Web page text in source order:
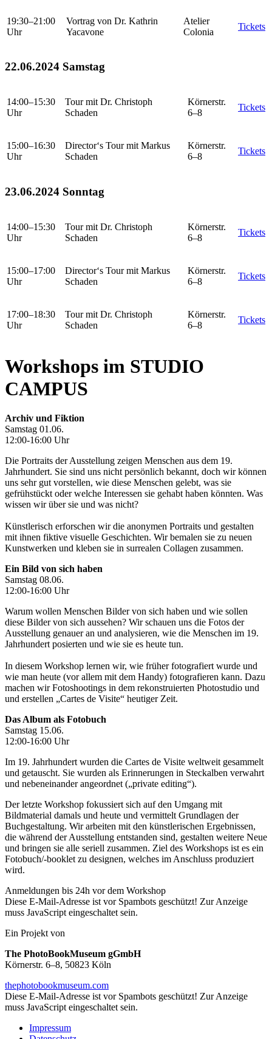
19:30–21:00
Uhr
Vortrag von Dr. Kathrin
Yacavone
Atelier
Colonia
Tickets
22.06.2024 Samstag
14:00–15:30
Uhr
Tour mit Dr. Christoph
Schaden
Körnerstr.
6–8
Tickets
15:00–16:30
Uhr
Director‘s Tour mit Markus
Schaden
Körnerstr.
6–8
Tickets
23.06.2024 Sonntag
14:00–15:30
Uhr
Tour mit Dr. Christoph
Schaden
Körnerstr.
6–8
Tickets
15:00–17:00
Uhr
Director‘s Tour mit Markus
Schaden
Körnerstr.
6–8
Tickets
17:00–18:30
Uhr
Tour mit Dr. Christoph
Schaden
Körnerstr.
6–8
Tickets
Workshops im STUDIO
CAMPUS
Archiv und Fiktion
Samstag 01.06.
12:00-16:00 Uhr
Die Portraits der Ausstellung zeigen Menschen aus dem 19.
Jahrhundert. Sie sind uns nicht persönlich bekannt, doch wir können
uns sehr gut vorstellen, wie diese Menschen gelebt, was sie
gefrühstückt oder welche Interessen sie gehabt haben könnten. Was
wissen wir über sie und was nicht?
Künstlerisch erforschen wir die anonymen Portraits und gestalten
mit ihnen fiktive visuelle Geschichten. Wir bemalen sie zu neuen
Kunstwerken und kleben sie in surrealen Collagen zusammen.
Ein Bild von sich haben
Samstag 08.06.
12:00-16:00 Uhr
Warum wollen Menschen Bilder von sich haben und wie sollen
diese Bilder von sich aussehen? Wir schauen uns die Fotos der
Ausstellung genauer an und analysieren, wie die Menschen im 19.
Jahrhundert posierten und wie sie es heute tun.
In diesem Workshop lernen wir, wie früher fotografiert wurde und
wie man heute (vor allem mit dem Handy) fotografieren kann. Dazu
machen wir Fotoshootings in dem rekonstruierten Photostudio und
und erstellen „Cartes de Visite“ heutiger Zeit.
Das Album als Fotobuch
Samstag 15.06.
12:00-16:00 Uhr
Im 19. Jahrhundert wurden die Cartes de Visite weltweit gesammelt
und getauscht. Sie wurden als Erinnerungen in Steckalben verwahrt
und nebeneinander angeordnet („private editing“).
Der letzte Workshop fokussiert sich auf den Umgang mit
Bildmaterial damals und heute und vermittelt Grundlagen der
Buchgestaltung. Wir arbeiten mit den künstlerischen Ergebnissen,
die während der Ausstellung entstanden sind, gestalten weitere Neue
und bringen sie alle seriell zusammen. Ziel des Workshops ist es ein
Fotobuch/-booklet zu designen, welches im Anschluss produziert
wird.
Anmeldungen bis 24h vor dem Workshop
Diese E-Mail-Adresse ist vor Spambots geschützt! Zur Anzeige
muss JavaScript eingeschaltet sein.
Ein Projekt von
The PhotoBookMuseum gGmbH
Körnerstr. 6–8, 50823 Köln
thephotobookmuseum.com
Diese E-Mail-Adresse ist vor Spambots geschützt! Zur Anzeige
muss JavaScript eingeschaltet sein.
Impressum